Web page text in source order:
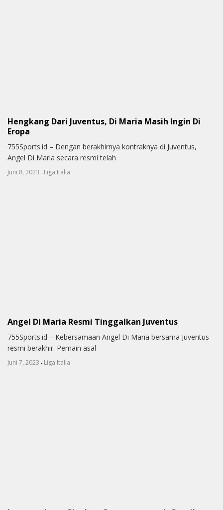
Hengkang Dari Juventus, Di Maria Masih Ingin Di
Eropa
755Sports.id – Dengan berakhirnya kontraknya di Juventus,
Angel Di Maria secara resmi telah
Juni 8, 2023 - Liga Italia
Angel Di Maria Resmi Tinggalkan Juventus
755Sports.id – Kebersamaan Angel Di Maria bersama Juventus
resmi berakhir. Pemain asal
Juni 7, 2023 - Liga Italia